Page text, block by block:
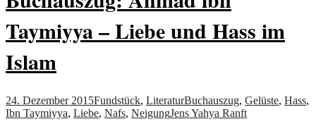
Taymiyya – Liebe und Hass im
Islam
24. Dezember 2015Fundstück, LiteraturBuchauszug, Gelüste, Hass,
Ibn Taymiyya, Liebe, Nafs, NeigungJens Yahya Ranft